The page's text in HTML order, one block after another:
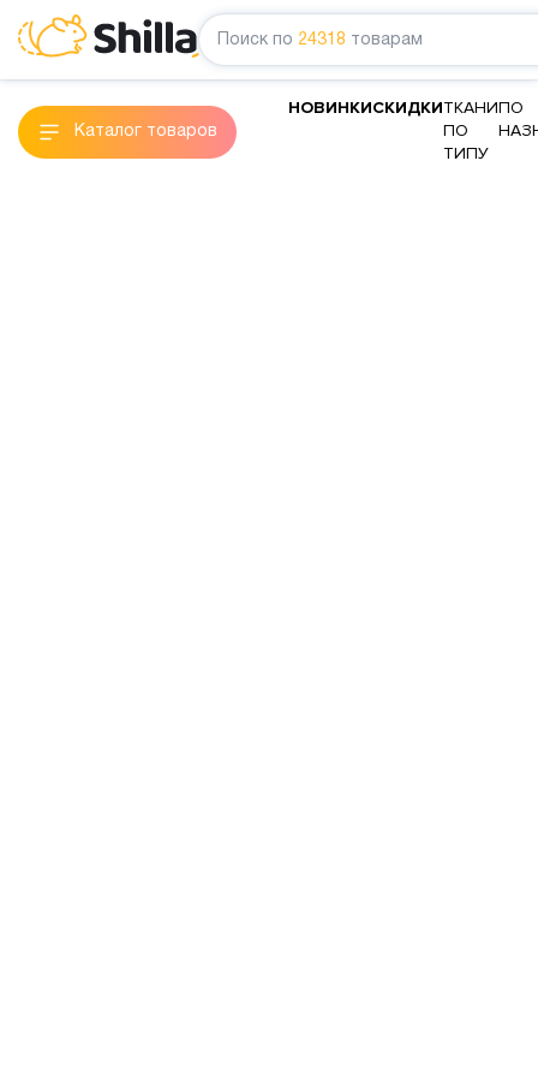
Поиск по 24318 товарам
Каталог товаров
НОВИНКИСКИДКИТКАНИ
ПО
ТИПУ
ПО